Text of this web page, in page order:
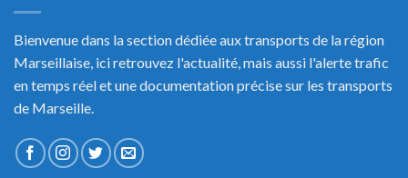
Bienvenue dans la section dédiée aux transports de la région
Marseillaise, ici retrouvez l'actualité, mais aussi l'alerte trafic
en temps réel et une documentation précise sur les transports
de Marseille.